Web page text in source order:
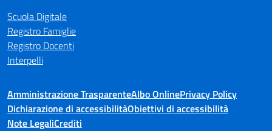
Scuola Digitale
Registro Famiglie
Registro Docenti
Interpelli
Amministrazione TrasparenteAlbo OnlinePrivacy Policy
Dichiarazione di accessibilitàObiettivi di accessibilità
Note LegaliCrediti